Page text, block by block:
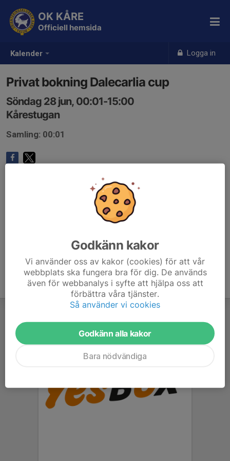
Kalender Logga in
OK KÅRE
Officiell hemsida
Privat bokning Dalecarlia cup
Söndag 28 jun, 00:01-15:00
Kårestugan
Samling: 00:01
Godkänn kakor
Vi använder oss av kakor (cookies) för att vår
webbplats ska fungera bra för dig. De används
även för webbanalys i syfte att hjälpa oss att
förbättra våra tjänster.
Så använder vi cookies
Godkänn alla kakor
Bara nödvändiga